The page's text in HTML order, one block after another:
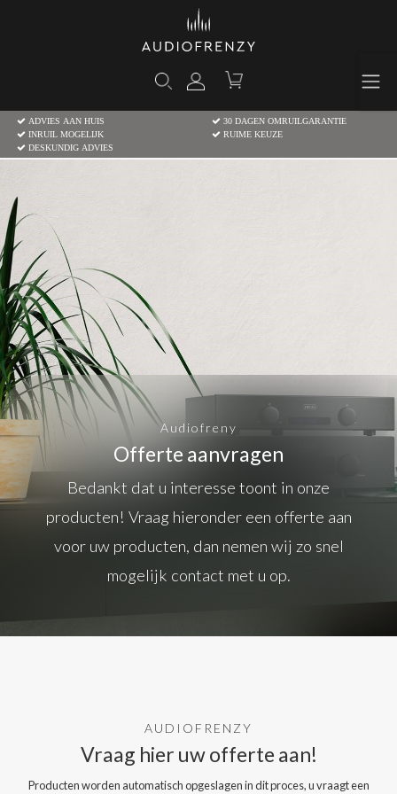
ADVIES AAN HUIS
30 DAGEN OMRUILGARANTIE
INRUIL MOGELIJK
RUIME KEUZE
DESKUNDIG ADVIES
Audiofreny
Offerte aanvragen
Bedankt dat u interesse toont in onze
producten! Vraag hieronder een offerte aan
voor uw producten, dan nemen wij zo snel
mogelijk contact met u op.
AUDIOFRENZY
Vraag hier uw offerte aan!
Producten worden automatisch opgeslagen in dit proces, u vraagt een